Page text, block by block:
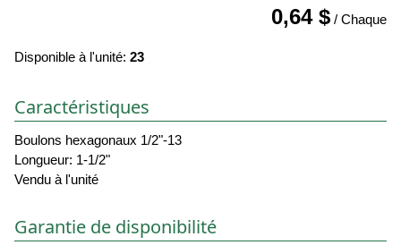
0,64 $ / Chaque
Disponible à l'unité: 23
Caractéristiques
Boulons hexagonaux 1/2"-13
Longueur: 1-1/2"
Vendu à l'unité
Garantie de disponibilité